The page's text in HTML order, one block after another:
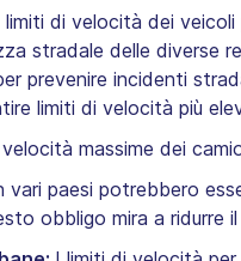
limiti di velocità dei
stradale delle diverse
prevenire incidenti
limiti di velocità più
massime dei
vari paesi potrebbero
obbligo mira a